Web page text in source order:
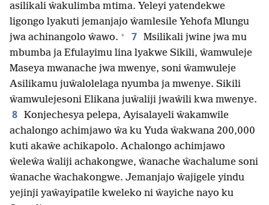
asilikali ŵakulimba mtima. Yeleyi yatendekwe
ligongo lyakuti jemanjajo ŵamlesile Yehofa Mlungu
jwa achinangolo ŵawo. + 7 Msilikali jwine jwa mu
mbumba ja Efulayimu lina lyakwe Sikili, ŵamwuleje
Maseya mwanache jwa mwenye, soni ŵamwuleje
Asilikamu juŵalolelaga nyumba ja mwenye. Sikili
ŵamwulejesoni Elikana juŵaliji jwaŵili kwa mwenye.
8 Konjechesya pelepa, Ayisalayeli ŵakamwile
achalongo achimjawo ŵa ku Yuda ŵakwana 200,000
kuti akaŵe achikapolo. Achalongo achimjawo
ŵeleŵa ŵaliji achakongwe, ŵanache ŵachalume soni
ŵanache ŵachakongwe. Jemanjajo ŵajigele yindu
yejinji yaŵayipatile kweleko ni ŵayiche nayo ku